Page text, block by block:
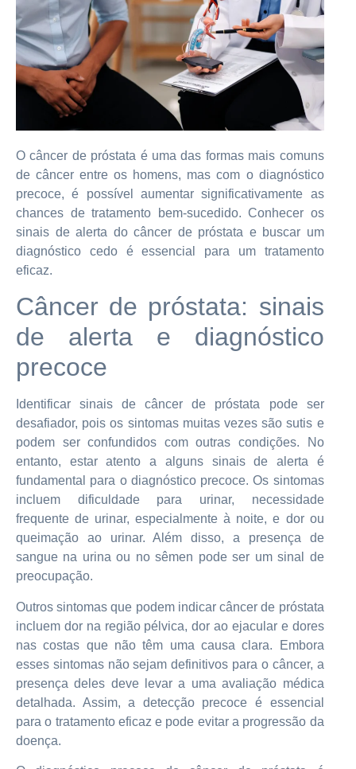
O câncer de próstata é uma das formas mais comuns
de câncer entre os homens, mas com o diagnóstico
precoce, é possível aumentar significativamente as
chances de tratamento bem-sucedido. Conhecer os
sinais de alerta do câncer de próstata e buscar um
diagnóstico cedo é essencial para um tratamento
eficaz.
Câncer de próstata: sinais
de alerta e diagnóstico
precoce
Identificar sinais de câncer de próstata pode ser
desafiador, pois os sintomas muitas vezes são sutis e
podem ser confundidos com outras condições. No
entanto, estar atento a alguns sinais de alerta é
fundamental para o diagnóstico precoce. Os sintomas
incluem dificuldade para urinar, necessidade
frequente de urinar, especialmente à noite, e dor ou
queimação ao urinar. Além disso, a presença de
sangue na urina ou no sêmen pode ser um sinal de
preocupação.
Outros sintomas que podem indicar câncer de próstata
incluem dor na região pélvica, dor ao ejacular e dores
nas costas que não têm uma causa clara. Embora
esses sintomas não sejam definitivos para o câncer, a
presença deles deve levar a uma avaliação médica
detalhada. Assim, a detecção precoce é essencial
para o tratamento eficaz e pode evitar a progressão da
doença.